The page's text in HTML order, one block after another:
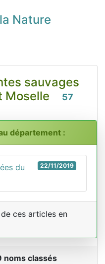
Nature
sauvages
Moselle
57
département :
22/11/2019
du
ces articles en
noms classés